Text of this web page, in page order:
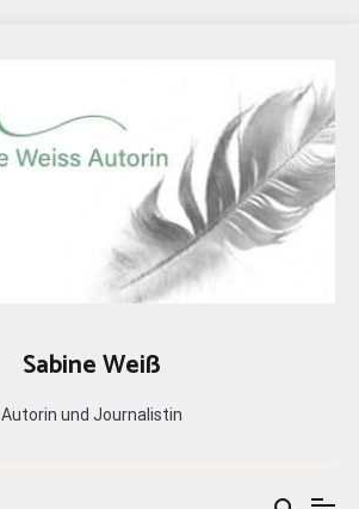
Sabine Weiß
Autorin und Journalistin